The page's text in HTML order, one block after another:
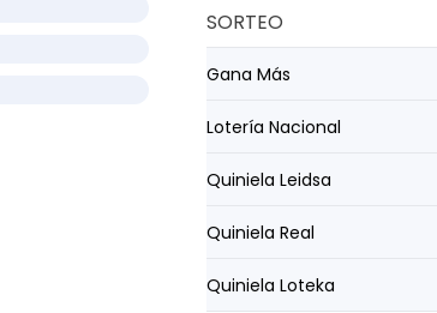
SORTEO
Gana Más
Lotería Nacional
Quiniela Leidsa
Quiniela Real
Quiniela Loteka